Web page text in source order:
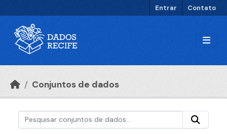
Entrar Contato
Conjuntos de dados